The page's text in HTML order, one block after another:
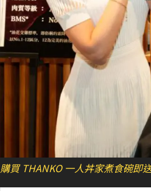
購買 THANKO 一人丼家煮食碗即